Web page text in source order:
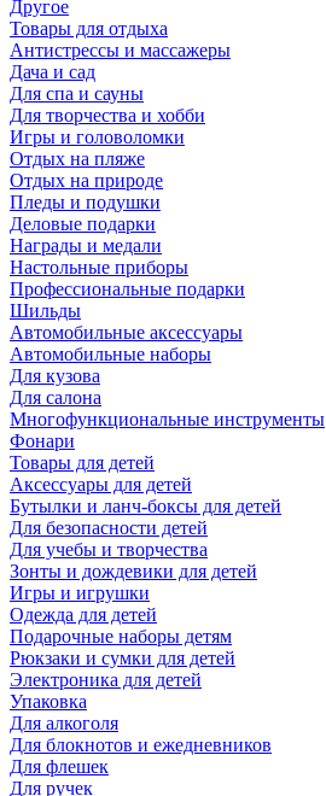
Другое
Товары для отдыха
Антистрессы и массажеры
Дача и сад
Для спа и сауны
Для творчества и хобби
Игры и головоломки
Отдых на пляже
Отдых на природе
Пледы и подушки
Деловые подарки
Награды и медали
Настольные приборы
Профессиональные подарки
Шильды
Автомобильные аксессуары
Автомобильные наборы
Для кузова
Для салона
Многофункциональные инструменты
Фонари
Товары для детей
Аксессуары для детей
Бутылки и ланч-боксы для детей
Для безопасности детей
Для учебы и творчества
Зонты и дождевики для детей
Игры и игрушки
Одежда для детей
Подарочные наборы детям
Рюкзаки и сумки для детей
Электроника для детей
Упаковка
Для алкоголя
Для блокнотов и ежедневников
Для флешек
Для ручек